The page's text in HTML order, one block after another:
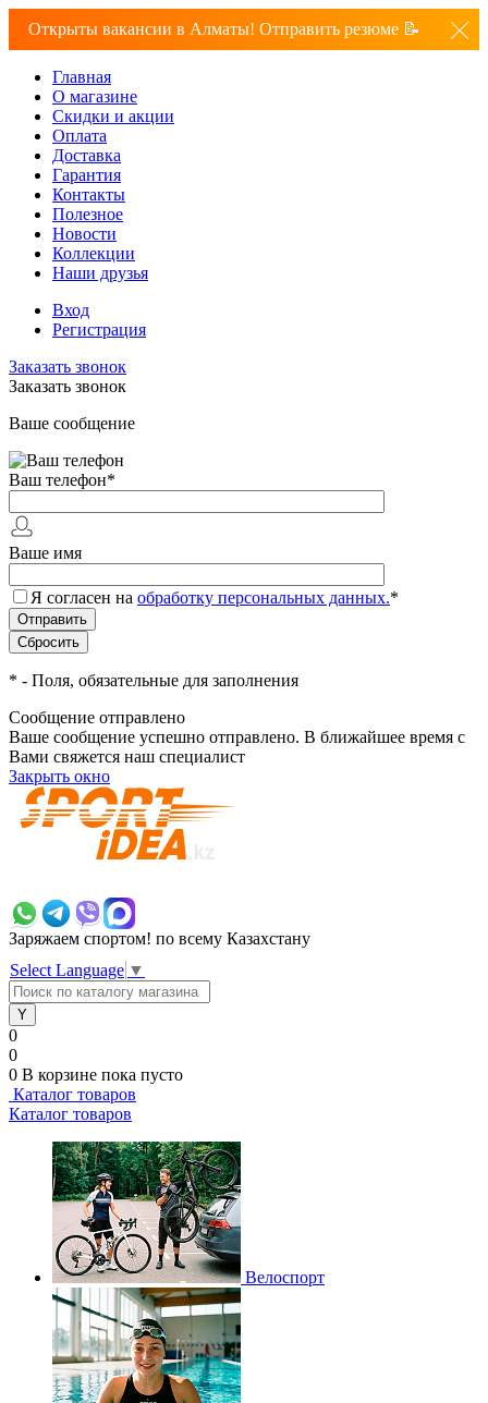
Открыты вакансии в Алматы! Отправить резюме 📝
Главная
О магазине
Скидки и акции
Оплата
Доставка
Гарантия
Контакты
Полезное
Новости
Коллекции
Наши друзья
Вход
Регистрация
Заказать звонок
Заказать звонок
Ваше сообщение
Ваш телефон*
Ваше имя
Я согласен на обработку персональных данных.*
* - Поля, обязательные для заполнения
Сообщение отправлено
Ваше сообщение успешно отправлено. В ближайшее время с
Вами свяжется наш специалист
Закрыть окно
Заряжаем спортом! по всему Казахстану
Select Language ▼
0
0
0 В корзине пока пусто
Каталог товаров
Каталог товаров
Велоспорт